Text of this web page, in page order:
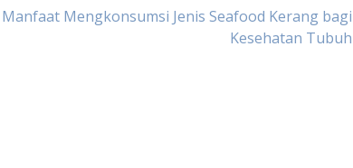
Manfaat Mengkonsumsi Jenis Seafood Kerang bagi
Kesehatan Tubuh